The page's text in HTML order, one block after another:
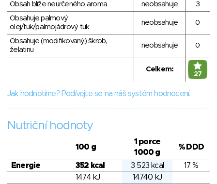
Obsah blíže neurčeného aroma
neobsahuje
3
Obsahuje palmový
olej/tuk/palmojádrový tuk
neobsahuje 0
Obsahuje (modifikovaný) škrob,
želatinu
neobsahuje 0
Celkem:
27
Jak hodnotíme? Podívejte se na náš systém hodnocení.
Nutriční hodnoty
100 g
1 porce
1000 g
% DDD
Energie 352 kcal 3 523 kcal
17 %
1474 kJ
14740 kJ